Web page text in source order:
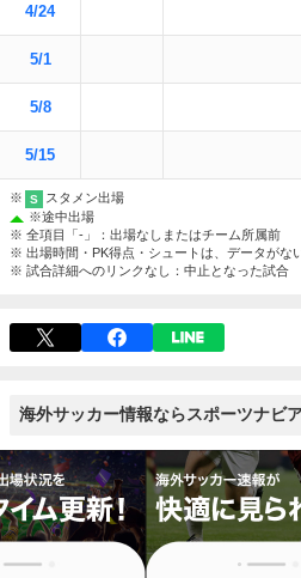
4/24
5/1
5/8
5/15
※ S
スタメン出場
※途中出場
※ 全項目「-」：出場なしまたはチーム所属前
※ 出場時間・PK得点・シュートは、データがな
※ 試合詳細へのリンクなし：中止となった試合
海外サッカー情報ならスポーツナビ